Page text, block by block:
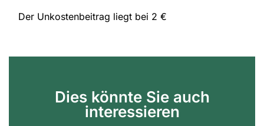
Der Unkostenbeitrag liegt bei 2 €
Dies könnte Sie auch
interessieren